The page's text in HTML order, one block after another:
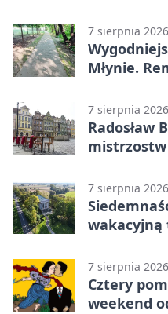
7 sierpnia 2026
Młynie.
7 sierpnia 2026
Radosław
mistrzostw
7 sierpnia 2026
wakacyjną
7 sierpnia 2026
Cztery
weekend